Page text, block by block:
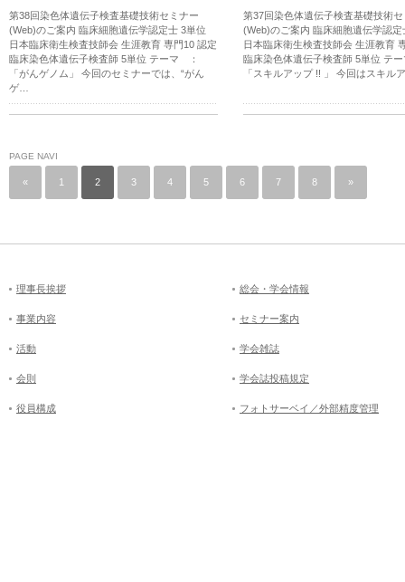
第38回染色体遺伝子検査基礎技術セミナー
(Web)のご案内 臨床細胞遺伝学認定士 3単位
日本臨床衛生検査技師会 生涯教育 専門10 認定
臨床染色体遺伝子検査師 5単位 テーマ ：
「がんゲノム」 今回のセミナーでは、“がん
ゲ…
第37回染色体遺伝子検査基礎技術
(Web)のご案内 臨床細胞遺伝学認定
日本臨床衛生検査技師会 生涯教育
臨床染色体遺伝子検査師 5単位 テ
「スキルアップ !! 」 今回はスキル
PAGE NAVI
« 1 2 3 4 5 6 7 8 »
理事長挨拶
事業内容
活動
会則
役員構成
総会・学会情報
セミナー案内
学会雑誌
学会誌投稿規定
フォトサーベイ／外部精度管理